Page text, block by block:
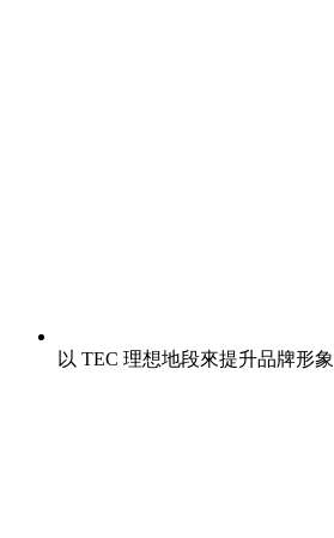
以 TEC 理想地段來提升品牌形象